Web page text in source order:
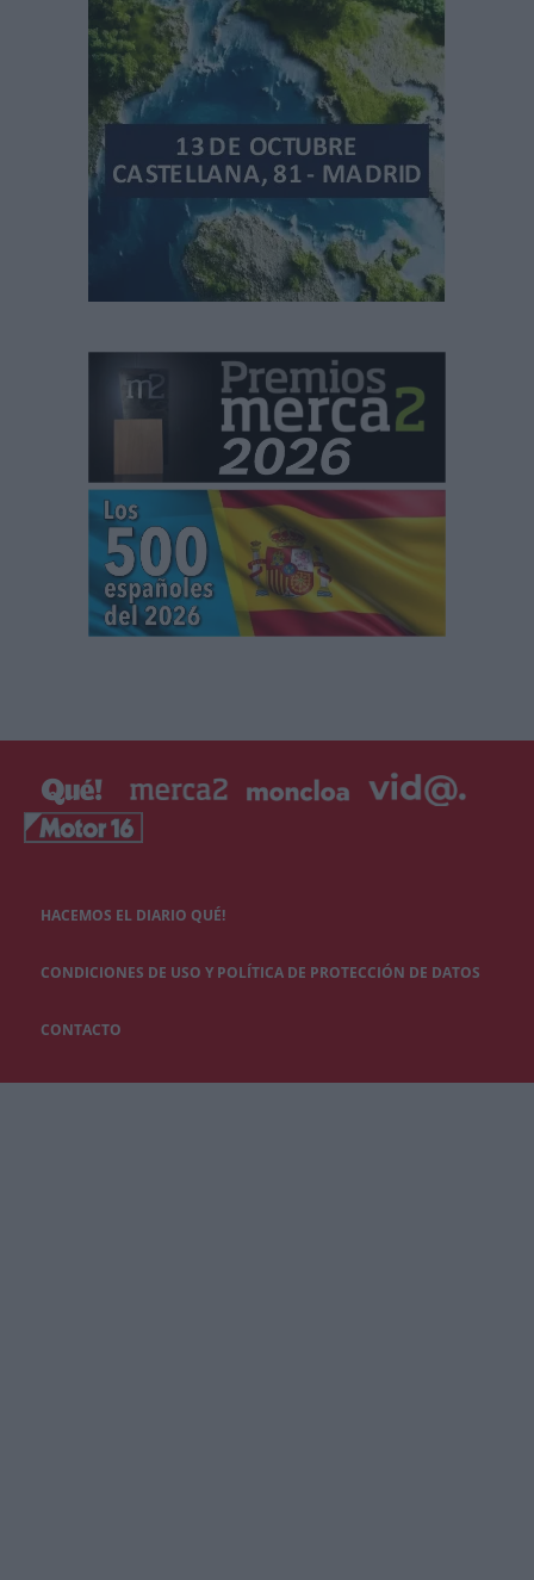
HACEMOS EL DIARIO QUÉ!
CONDICIONES DE USO Y POLÍTICA DE PROTECCIÓN DE DATOS
CONTACTO